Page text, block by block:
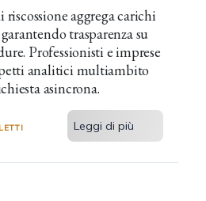
aggrega carichi
trasparenza su
Professionisti e imprese
analitici multiambito
asincrona.
Leggi di più